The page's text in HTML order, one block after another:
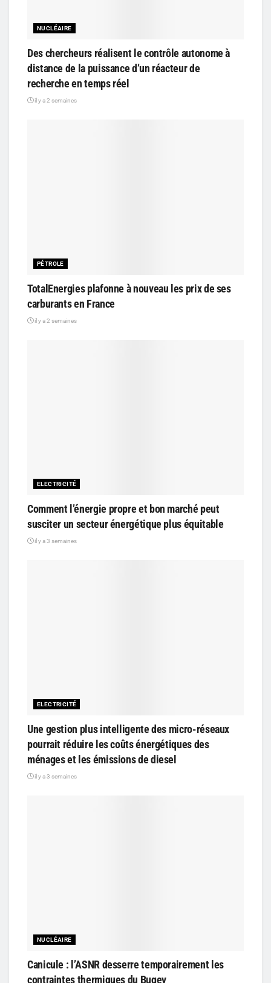
NUCLÉAIRE
Des chercheurs réalisent le contrôle autonome à
distance de la puissance d’un réacteur de
recherche en temps réel
il y a 2 semaines
PÉTROLE
TotalEnergies plafonne à nouveau les prix de ses
carburants en France
il y a 2 semaines
ELECTRICITÉ
Comment l’énergie propre et bon marché peut
susciter un secteur énergétique plus équitable
il y a 3 semaines
ELECTRICITÉ
Une gestion plus intelligente des micro-réseaux
pourrait réduire les coûts énergétiques des
ménages et les émissions de diesel
il y a 3 semaines
NUCLÉAIRE
Canicule : l’ASNR desserre temporairement les
contraintes thermiques du Bugey